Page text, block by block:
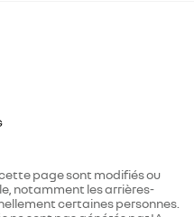
page sont modifiés ou
notamment les arrières-
certaines personnes.